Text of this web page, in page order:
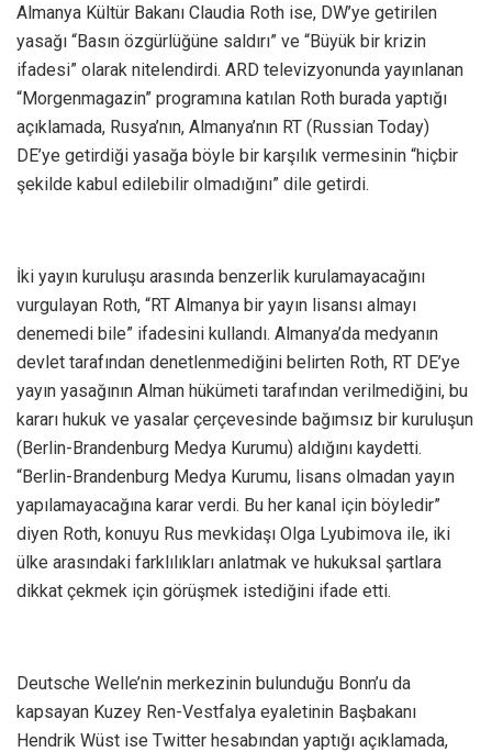
Almanya Kültür Bakanı Claudia Roth ise, DW’ye getirilen
yasağı “Basın özgürlüğüne saldırı” ve “Büyük bir krizin
ifadesi” olarak nitelendirdi. ARD televizyonunda yayınlanan
“Morgenmagazin” programına katılan Roth burada yaptığı
açıklamada, Rusya’nın, Almanya’nın RT (Russian Today)
DE’ye getirdiği yasağa böyle bir karşılık vermesinin “hiçbir
şekilde kabul edilebilir olmadığını” dile getirdi.
İki yayın kuruluşu arasında benzerlik kurulamayacağını
vurgulayan Roth, “RT Almanya bir yayın lisansı almayı
denemedi bile” ifadesini kullandı. Almanya’da medyanın
devlet tarafından denetlenmediğini belirten Roth, RT DE’ye
yayın yasağının Alman hükümeti tarafından verilmediğini, bu
kararı hukuk ve yasalar çerçevesinde bağımsız bir kuruluşun
(Berlin-Brandenburg Medya Kurumu) aldığını kaydetti.
“Berlin-Brandenburg Medya Kurumu, lisans olmadan yayın
yapılamayacağına karar verdi. Bu her kanal için böyledir”
diyen Roth, konuyu Rus mevkidaşı Olga Lyubimova ile, iki
ülke arasındaki farklılıkları anlatmak ve hukuksal şartlara
dikkat çekmek için görüşmek istediğini ifade etti.
Deutsche Welle’nin merkezinin bulunduğu Bonn’u da
kapsayan Kuzey Ren-Vestfalya eyaletinin Başbakanı
Hendrik Wüst ise Twitter hesabından yaptığı açıklamada,